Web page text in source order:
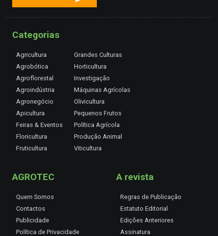
Categorias
Agricultura
Agrobótica
Agroflorestal
Agroindústria
Agronegócio
Apicultura
Feiras & Eventos
Floricultura
Fruticultura
Grandes Culturas
Horticultura
Investigação
Máquinas Agrícolas
Olivicultura
Pequenos Frutos
Política Agrícola
Produção Animal
Viticultura
AGROTEC
Quem Somos
Contactos
Publicidade
Política de Privacidade
A revista
Regras de Publicação
Estatuto Editorial
Edições Anteriores
Assinatura